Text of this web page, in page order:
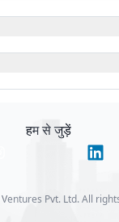
हम से जुड़ें
Pvt. Ltd. All